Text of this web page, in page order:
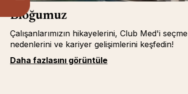
Bloğumuz
Çalışanlarımızın hikayelerini, Club Med'i seçme
nedenlerini ve kariyer gelişimlerini keşfedin!
Daha fazlasını görüntüle